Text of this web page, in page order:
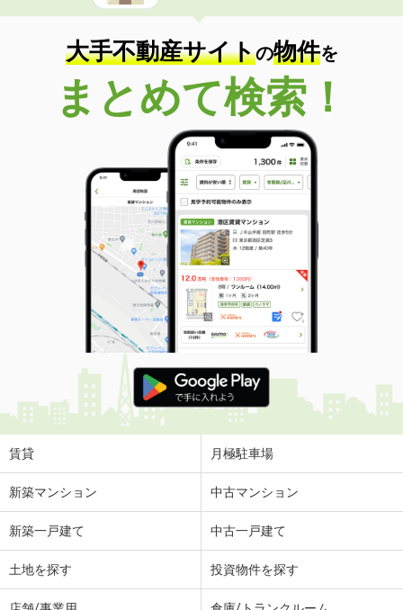
大手不動産サイトの物件を
まとめて検索！
賃貸 月極駐車場
新築マンション 中古マンション
新築一戸建て 中古一戸建て
土地を探す 投資物件を探す